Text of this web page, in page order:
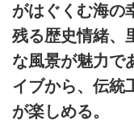
がはぐくむ海の
残る歴史情緒、
な風景が魅力で
イブから、伝統
が楽しめる。